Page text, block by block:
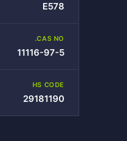
E578
CAS NO.
11116-97-5
HS CODE
29181190